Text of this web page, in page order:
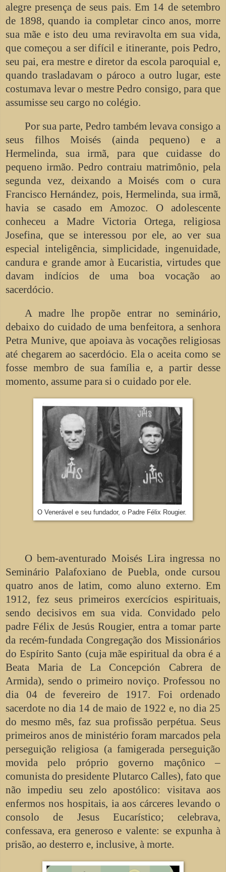
alegre presença de seus pais. Em 14 de setembro
de 1898, quando ia completar cinco anos, morre
sua mãe e isto deu uma reviravolta em sua vida,
que começou a ser difícil e itinerante, pois Pedro,
seu pai, era mestre e diretor da escola paroquial e,
quando trasladavam o pároco a outro lugar, este
costumava levar o mestre Pedro consigo, para que
assumisse seu cargo no colégio.
Por sua parte, Pedro também levava consigo a
seus filhos Moisés (ainda pequeno) e a
Hermelinda, sua irmã, para que cuidasse do
pequeno irmão. Pedro contraiu matrimônio, pela
segunda vez, deixando a Moisés com o cura
Francisco Hernández, pois, Hermelinda, sua irmã,
havia se casado em Amozoc. O adolescente
conheceu a Madre Victoria Ortega, religiosa
Josefina, que se interessou por ele, ao ver sua
especial inteligência, simplicidade, ingenuidade,
candura e grande amor à Eucaristia, virtudes que
davam indícios de uma boa vocação ao
sacerdócio.
A madre lhe propõe entrar no seminário,
debaixo do cuidado de uma benfeitora, a senhora
Petra Munive, que apoiava às vocações religiosas
até chegarem ao sacerdócio. Ela o aceita como se
fosse membro de sua família e, a partir desse
momento, assume para si o cuidado por ele.
O Venerável e seu fundador, o Padre Félix Rougier.
O bem-aventurado Moisés Lira ingressa no
Seminário Palafoxiano de Puebla, onde cursou
quatro anos de latim, como aluno externo. Em
1912, fez seus primeiros exercícios espirituais,
sendo decisivos em sua vida. Convidado pelo
padre Félix de Jesús Rougier, entra a tomar parte
da recém-fundada Congregação dos Missionários
do Espírito Santo (cuja mãe espiritual da obra é a
Beata Maria de La Concepción Cabrera de
Armida), sendo o primeiro noviço. Professou no
dia 04 de fevereiro de 1917. Foi ordenado
sacerdote no dia 14 de maio de 1922 e, no dia 25
do mesmo mês, faz sua profissão perpétua. Seus
primeiros anos de ministério foram marcados pela
perseguição religiosa (a famigerada perseguição
movida pelo próprio governo maçônico –
comunista do presidente Plutarco Calles), fato que
não impediu seu zelo apostólico: visitava aos
enfermos nos hospitais, ia aos cárceres levando o
consolo de Jesus Eucarístico; celebrava,
confessava, era generoso e valente: se expunha à
prisão, ao desterro e, inclusive, à morte.